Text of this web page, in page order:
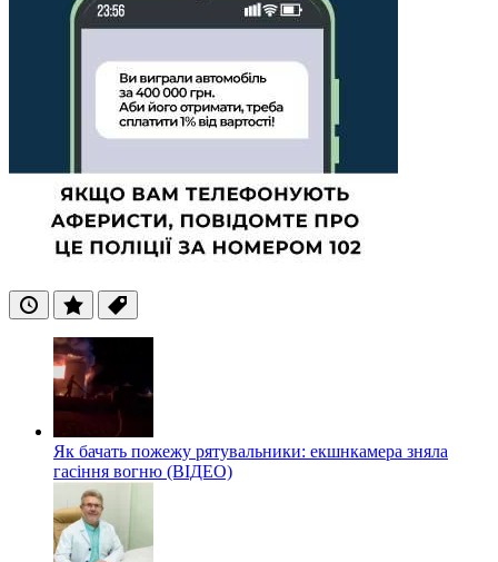
ОстанніПопулярні
Теги
Як бачать пожежу рятувальники: екшнкамера зняла
гасіння вогню (ВІДЕО)